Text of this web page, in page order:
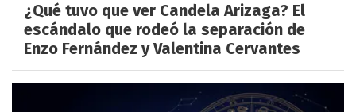
¿Qué tuvo que ver Candela Arizaga? El
escándalo que rodeó la separación de
Enzo Fernández y Valentina Cervantes